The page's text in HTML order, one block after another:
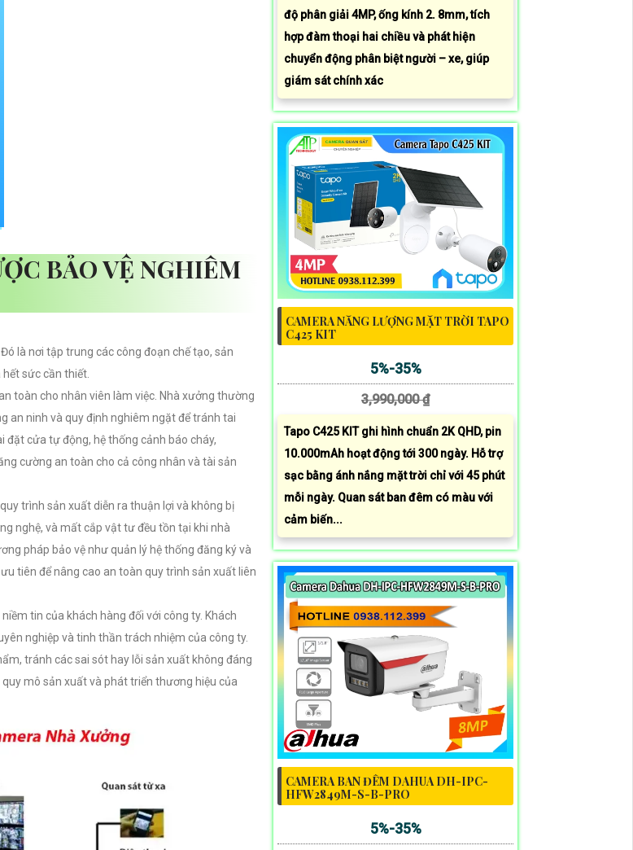
BẢO VỆ NGHIÊM
là nơi tập trung các công đoạn chế tạo, sản
sức cần thiết.
an toàn cho nhân viên làm việc. Nhà xưởng thường
an ninh và quy định nghiêm ngặt để tránh tai
đặt cửa tự động, hệ thống cảnh báo cháy,
cường an toàn cho cả công nhân và tài sản
quy trình sản xuất diễn ra thuận lợi và không bị
nghệ, và mất cắp vật tư đều tồn tại khi nhà
pháp bảo vệ như quản lý hệ thống đăng ký và
tiên để nâng cao an toàn quy trình sản xuất liên
tin của khách hàng đối với công ty. Khách
nghiệp và tinh thần trách nhiệm của công ty.
tránh các sai sót hay lỗi sản xuất không đáng
mô sản xuất và phát triển thương hiệu của
độ phân giải 4MP, ống kính 2. 8mm, tích
hợp đàm thoại hai chiều và phát hiện
chuyển động phân biệt người – xe, giúp
giám sát chính xác
CAMERA NĂNG LƯỢNG MẶT TRỜI TAPO
C425 KIT
5%-35%
3,990,000 ₫
Tapo C425 KIT ghi hình chuẩn 2K QHD, pin
10.000mAh hoạt động tới 300 ngày. Hỗ trợ
sạc bằng ánh nắng mặt trời chỉ với 45 phút
mỗi ngày. Quan sát ban đêm có màu với
cảm biến...
CAMERA BAN ĐÊM DAHUA DH-IPC-
HFW2849M-S-B-PRO
5%-35%